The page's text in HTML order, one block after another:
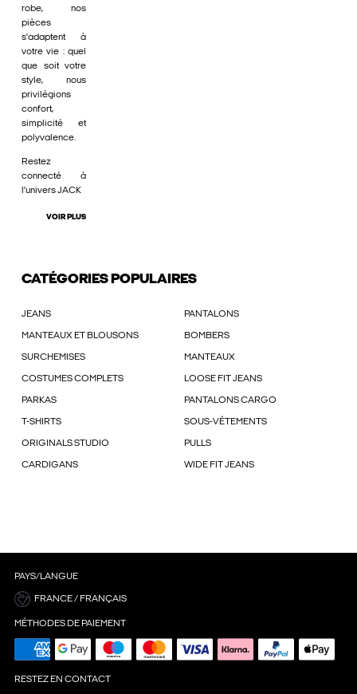
robe, nos
pièces
s'adaptent à
votre vie : quel
que soit votre
style, nous
privilégions
confort,
simplicité et
polyvalence.
Restez
connecté à
l'univers JACK
VOIR PLUS
CATÉGORIES POPULAIRES
JEANS PANTALONS
MANTEAUX ET BLOUSONS BOMBERS
SURCHEMISES MANTEAUX
COSTUMES COMPLETS LOOSE FIT JEANS
PARKAS PANTALONS CARGO
T-SHIRTS SOUS-VÊTEMENTS
ORIGINALS STUDIO PULLS
CARDIGANS WIDE FIT JEANS
PAYS/LANGUE
FRANCE / FRANÇAIS
MÉTHODES DE PAIEMENT
RESTEZ EN CONTACT